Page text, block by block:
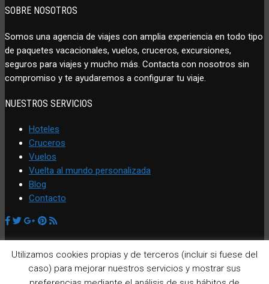
SOBRE NOSOTROS
Somos una agencia de viajes con amplia experiencia en todo tipo
de paquetes vacacionales, vuelos, cruceros, excursiones,
seguros para viajes y mucho más. Contacta con nosotros sin
compromiso y te ayudaremos a configurar tu viaje.
NUESTROS SERVICIOS
Hoteles
Cruceros
Vuelos
Vuelta al mundo personalizada
Blog
Contacto
REDES SOCIALES
Utilizamos cookies propias y de terceros (incluir si fuese del
caso) para mejorar nuestros servicios y mostrar sus